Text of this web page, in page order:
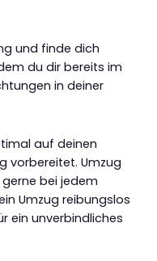
und finde dich
du dir bereits im
in deiner
auf deinen
vorbereitet. Umzug
bei jedem
Umzug reibungslos
ein unverbindliches